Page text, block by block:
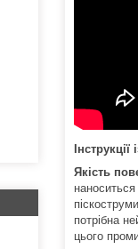
Якість
потрібна
цього